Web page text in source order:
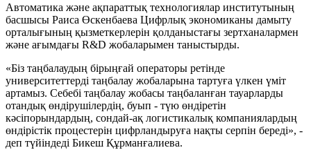
Автоматика және ақпараттық технологиялар институтының
басшысы Раиса Өскенбаева Цифрлық экономиканы дамыту
орталығының қызметкерлерін қолданыстағы зертханалармен
және ағымдағы R&D жобаларымен таныстырды.
«Біз таңбалаудың бірыңғай операторы ретінде
университеттерді таңбалау жобаларына тартуға үлкен үміт
артамыз. Себебі таңбалау жобасы таңбаланған тауарларды
отандық өндірушілердің, буып - түю өндіретін
кәсіпорындардың, сондай-ақ логистикалық компаниялардың
өндірістік процестерін цифрландыруға нақты серпін береді», -
деп түйіндеді Бикеш Құрманғалиева.